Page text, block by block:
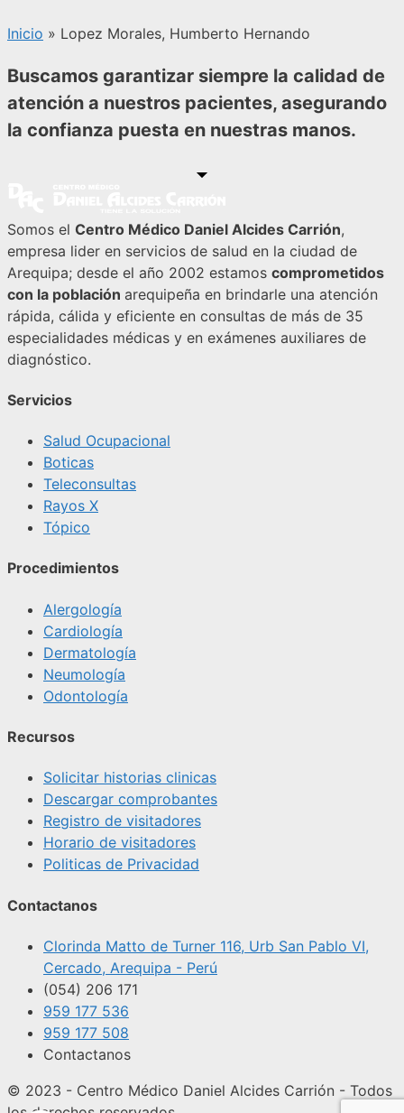
Inicio » Lopez Morales, Humberto Hernando
Buscamos garantizar siempre la calidad de
atención a nuestros pacientes, asegurando
la confianza puesta en nuestras manos.
Somos el Centro Médico Daniel Alcides Carrión,
empresa lider en servicios de salud en la ciudad de
Arequipa; desde el año 2002 estamos comprometidos
con la población arequipeña en brindarle una atención
rápida, cálida y eficiente en consultas de más de 35
especialidades médicas y en exámenes auxiliares de
diagnóstico.
Servicios
Salud Ocupacional
Boticas
Teleconsultas
Rayos X
Tópico
Procedimientos
Alergología
Cardiología
Dermatología
Neumología
Odontología
Recursos
Solicitar historias clinicas
Descargar comprobantes
Registro de visitadores
Horario de visitadores
Politicas de Privacidad
Contactanos
Clorinda Matto de Turner 116, Urb San Pablo VI,
Cercado, Arequipa - Perú
(054) 206 171
959 177 536
959 177 508
Contactanos
© 2023 - Centro Médico Daniel Alcides Carrión - Todos